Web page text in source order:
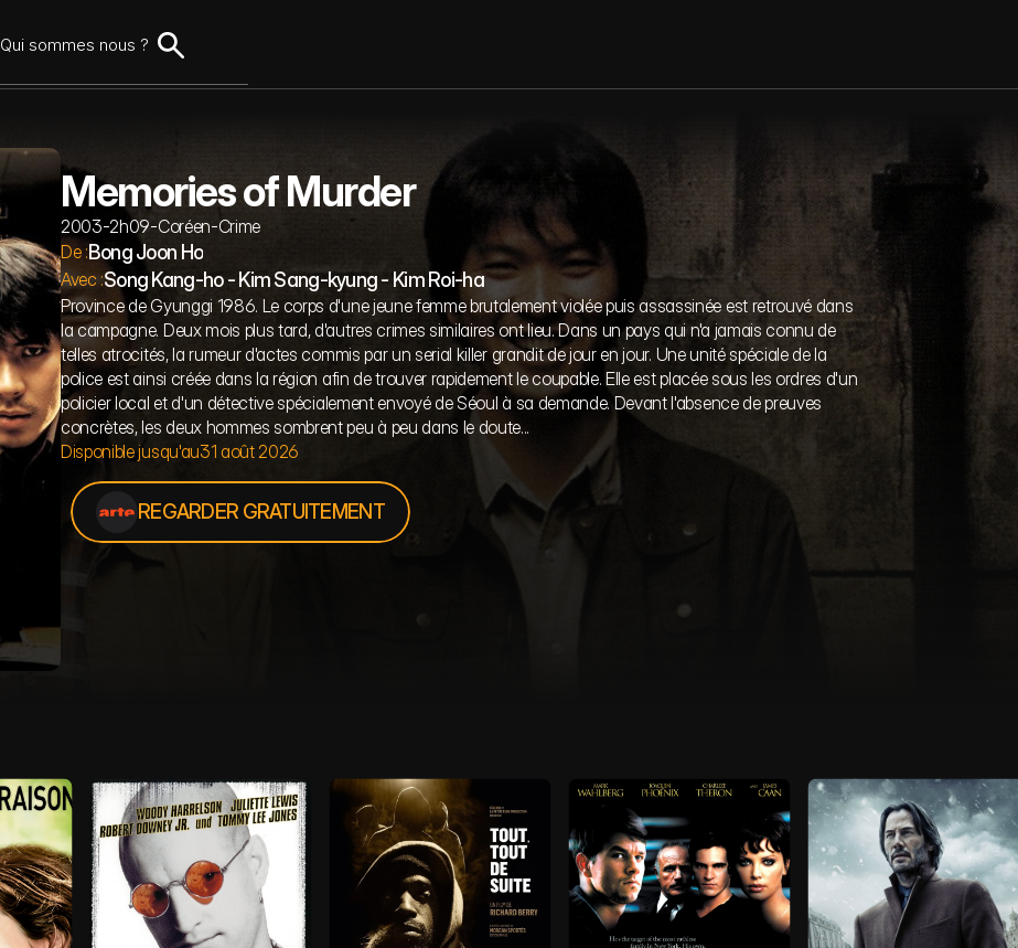
Qui sommes nous ?
Comédie
NouveautésNotre sélection
Memories of Murder
2003-2h09-Coréen-Crime
De :Bong Joon Ho
Avec :Song Kang-ho - Kim Sang-kyung - Kim Roi-ha
Province de Gyunggi 1986. Le corps d'une jeune femme brutalement violée puis assassinée est retrouvé dans
la campagne. Deux mois plus tard, d'autres crimes similaires ont lieu. Dans un pays qui n'a jamais connu de
telles atrocités, la rumeur d'actes commis par un serial killer grandit de jour en jour. Une unité spéciale de la
police est ainsi créée dans la région afin de trouver rapidement le coupable. Elle est placée sous les ordres d'un
policier local et d'un détective spécialement envoyé de Séoul à sa demande. Devant l'absence de preuves
concrètes, les deux hommes sombrent peu à peu dans le doute...
Disponible jusqu'au31 août 2026
REGARDER GRATUITEMENT